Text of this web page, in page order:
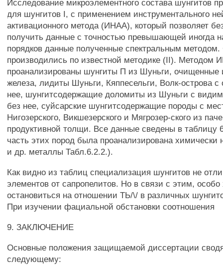
Исследование микроэлементного состава шунгитов
для шунгитов I, с применением инструментального
активационного метода (ИНАА), который позволяет
получить данные с точностью превышающей иногда
порядков данные полученные спектральным
производились по известной методике (II). Методом
проанализированы шунгиты П из Шуньги, очищенные
железа, лидиты Шуньги, Кяппесельги, Волк-острова с
нее, шунгитсодержащие доломиты из Шуньги с
без нее, суйсарские шунгитсодержащие породы с
Нигозерского, Викшезерского и Мягрозер-ского из
продуктивной толщи. Все данные сведены в таблицу
часть этих пород была проанализирована
и др. металлы Табл.6.2.2.).
Как видно из таблиц специализация шунгитов не
элементов от сапропелитов. Но в связи с этим, особо
остановиться на отношении ТЬ/\/ в различных
При изучении фациальной обстановки соотношения
9. ЗАКЛЮЧЕНИЕ
Основные положения защищаемой диссертации
следующему: